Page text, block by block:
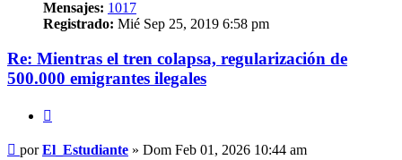
Mensajes: 1017
Registrado: Mié Sep 25, 2019 6:58 pm
Re: Mientras el tren colapsa, regularización de
500.000 emigrantes ilegales
Mensaje
porEl_Estudiante » Dom Feb 01, 2026 10:44 am